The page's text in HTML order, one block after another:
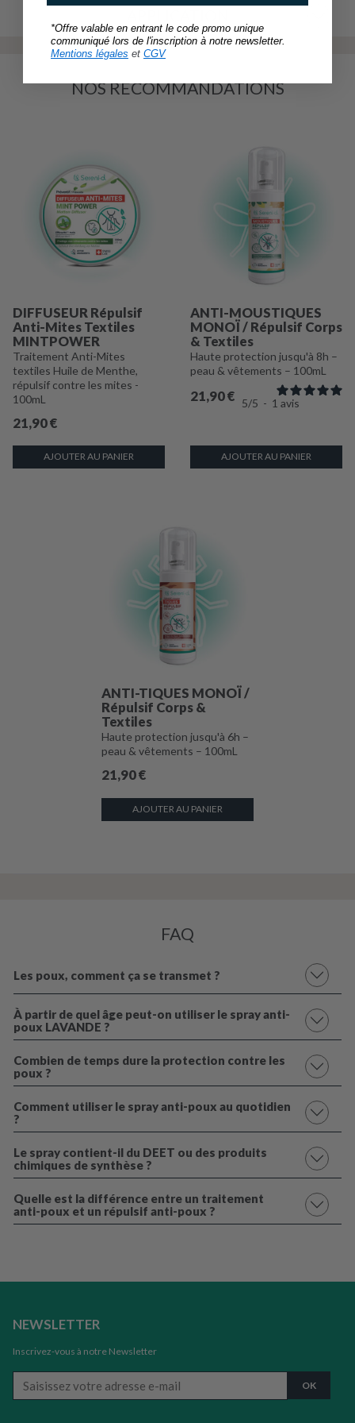
NOS RECOMMANDATIONS
DIFFUSEUR Répulsif
Anti-Mites Textiles
MINTPOWER
Traitement Anti-Mites
textiles Huile de Menthe,
répulsif contre les mites -
100mL
21,90€
AJOUTER AU PANIER
ANTI-MOUSTIQUES
MONOÏ / Répulsif Corps
& Textiles
Haute protection jusqu'à 8h –
peau & vêtements – 100mL
5/5 - 1 avis
21,90€
AJOUTER AU PANIER
ANTI-TIQUES MONOÏ /
Répulsif Corps &
Textiles
Haute protection jusqu'à 6h –
peau & vêtements – 100mL
21,90€
AJOUTER AU PANIER
FAQ
Les poux, comment ça se transmet ?
À partir de quel âge peut-on utiliser le spray anti-
poux LAVANDE ?
Combien de temps dure la protection contre les
poux ?
Comment utiliser le spray anti-poux au quotidien
?
Le spray contient-il du DEET ou des produits
chimiques de synthèse ?
Quelle est la différence entre un traitement
anti-poux et un répulsif anti-poux ?
NEWSLETTER
Inscrivez-vous à notre Newsletter
*Offre valable en entrant le code promo unique
communiqué lors de l'inscription à notre newsletter.
Mentions légales et CGV